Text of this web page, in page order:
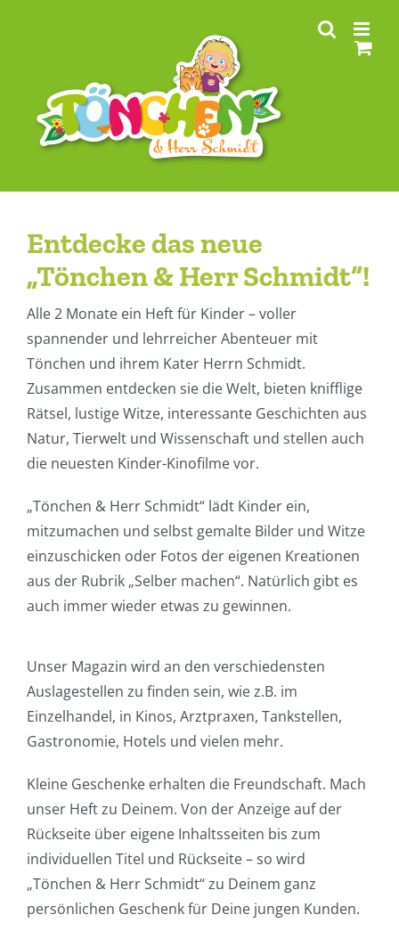
Entdecke das neue
„Tönchen & Herr Schmidt“!
Alle 2 Monate ein Heft für Kinder – voller
spannender und lehrreicher Abenteuer mit
Tönchen und ihrem Kater Herrn Schmidt.
Zusammen entdecken sie die Welt, bieten knifflige
Rätsel, lustige Witze, interessante Geschichten aus
Natur, Tierwelt und Wissenschaft und stellen auch
die neuesten Kinder-Kinofilme vor.
„Tönchen & Herr Schmidt“ lädt Kinder ein,
mitzumachen und selbst gemalte Bilder und Witze
einzuschicken oder Fotos der eigenen Kreationen
aus der Rubrik „Selber machen“. Natürlich gibt es
auch immer wieder etwas zu gewinnen.
Unser Magazin wird an den verschiedensten
Auslagestellen zu finden sein, wie z.B. im
Einzelhandel, in Kinos, Arztpraxen, Tankstellen,
Gastronomie, Hotels und vielen mehr.
Kleine Geschenke erhalten die Freundschaft. Mach
unser Heft zu Deinem. Von der Anzeige auf der
Rückseite über eigene Inhaltsseiten bis zum
individuellen Titel und Rückseite – so wird
„Tönchen & Herr Schmidt“ zu Deinem ganz
persönlichen Geschenk für Deine jungen Kunden.